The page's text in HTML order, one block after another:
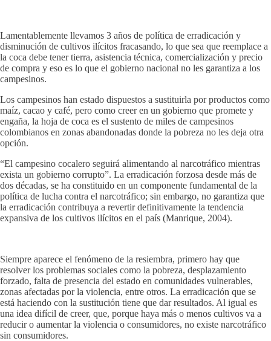
Lamentablemente llevamos 3 años de política de erradicación y
disminución de cultivos ilícitos fracasando, lo que sea que reemplace a
la coca debe tener tierra, asistencia técnica, comercialización y precio
de compra y eso es lo que el gobierno nacional no les garantiza a los
campesinos.
Los campesinos han estado dispuestos a sustituirla por productos como
maíz, cacao y café, pero como creer en un gobierno que promete y
engaña, la hoja de coca es el sustento de miles de campesinos
colombianos en zonas abandonadas donde la pobreza no les deja otra
opción.
“El campesino cocalero seguirá alimentando al narcotráfico mientras
exista un gobierno corrupto”. La erradicación forzosa desde más de
dos décadas, se ha constituido en un componente fundamental de la
política de lucha contra el narcotráfico; sin embargo, no garantiza que
la erradicación contribuya a revertir definitivamente la tendencia
expansiva de los cultivos ilícitos en el país (Manrique, 2004).
Siempre aparece el fenómeno de la resiembra, primero hay que
resolver los problemas sociales como la pobreza, desplazamiento
forzado, falta de presencia del estado en comunidades vulnerables,
zonas afectadas por la violencia, entre otros. La erradicación que se
está haciendo con la sustitución tiene que dar resultados. Al igual es
una idea difícil de creer, que, porque haya más o menos cultivos va a
reducir o aumentar la violencia o consumidores, no existe narcotráfico
sin consumidores.